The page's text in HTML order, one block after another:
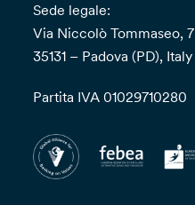
Sede legale:
Via Niccolò Tommaseo, 7
35131 – Padova (PD), Italy
Partita IVA 01029710280